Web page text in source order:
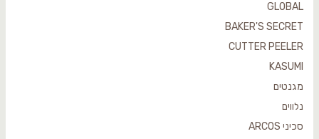
GLOBAL
BAKER'S SECRET
CUTTER PEELER
KASUMI
מגנטים
נלווים
סכיני ARCOS